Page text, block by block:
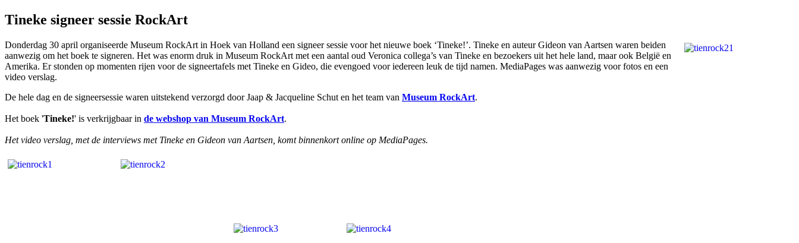
Tineke signeer sessie RockArt
Donderdag 30 april organiseerde Museum RockArt in Hoek van Holland een signeer sessie voor het nieuwe boek ‘Tineke!’. Tineke en auteur Gideon van Aartsen waren beiden
aanwezig om het boek te signeren. Het was enorm druk in Museum RockArt met een aantal oud Veronica collega’s van Tineke en bezoekers uit het hele land, maar ook België en
Amerika. Er stonden op momenten rijen voor de signeertafels met Tineke en Gideo, die evengoed voor iedereen leuk de tijd namen. MediaPages was aanwezig voor fotos en een
video verslag.
De hele dag en de signeersessie waren uitstekend verzorgd door Jaap & Jacqueline Schut en het team van Museum RockArt.
Het boek 'Tineke!' is verkrijgbaar in de webshop van Museum RockArt.
Het video verslag, met de interviews met Tineke en Gideon van Aartsen, komt binnenkort online op MediaPages.